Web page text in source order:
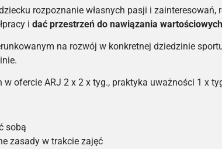
rozpoznanie własnych pasji i
i dać przestrzeń do nawiązania
na rozwój w konkretnej dziedzinie
ofercie ARJ 2 x 2 x tyg., praktyka uważności 1 x
sobą
zasady w trakcie zajęć